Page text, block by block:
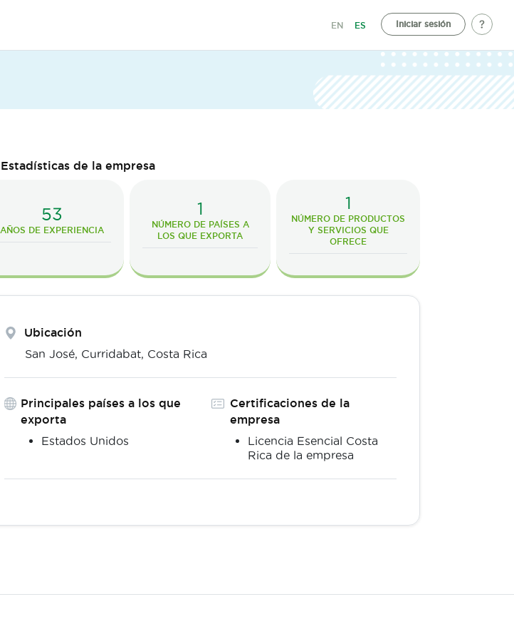
EN ES Iniciar sesión
Estadísticas de la empresa
53
AÑOS DE EXPERIENCIA
1
NÚMERO DE PAÍSES A
LOS QUE EXPORTA
1
NÚMERO DE PRODUCTOS
Y SERVICIOS QUE
OFRECE
Ubicación
San José, Curridabat, Costa Rica
Principales países a los que
exporta
Estados Unidos
Certificaciones de la
empresa
Licencia Esencial Costa
Rica de la empresa